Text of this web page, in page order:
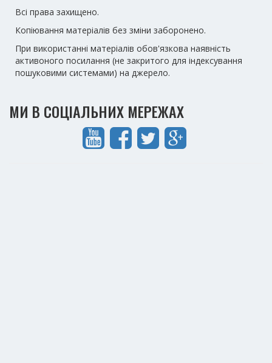
Всі права захищено.
Копіювання матеріалів без зміни заборонено.
При використанні матеріалів обов'язкова наявність
активоного посилання (не закритого для індексування
пошуковими системами) на джерело.
МИ В СОЦІАЛЬНИХ МЕРЕЖАХ